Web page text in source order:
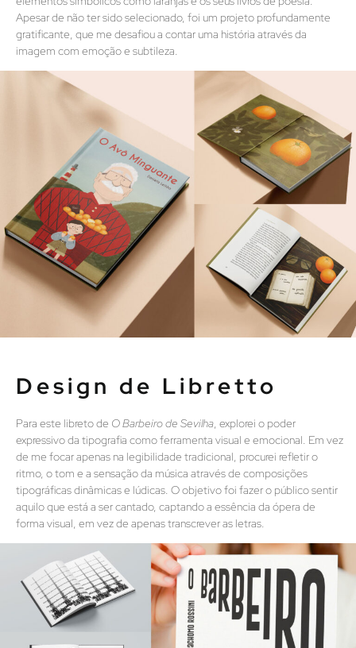
Apesar de não ter sido selecionado, foi um projeto profundamente
gratificante, que me desafiou a contar uma história através da
imagem com emoção e subtileza.
Design de Libretto
Para este libreto de O Barbeiro de Sevilha , explorei o poder
expressivo da tipografia como ferramenta visual e emocional. Em vez
de me focar apenas na legibilidade tradicional, procurei refletir o
ritmo, o tom e a sensação da música através de composições
tipográficas dinâmicas e lúdicas. O objetivo foi fazer o público sentir
aquilo que está a ser cantado, captando a essência da ópera de
forma visual, em vez de apenas transcrever as letras.